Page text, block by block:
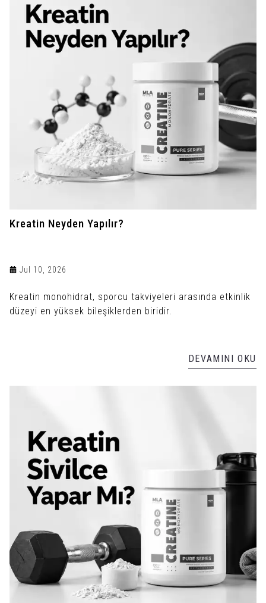
Kreatin Neyden Yapılır?
Jul 10, 2026
Kreatin monohidrat, sporcu takviyeleri arasında etkinlik
düzeyi en yüksek bileşiklerden biridir.
DEVAMINI OKU